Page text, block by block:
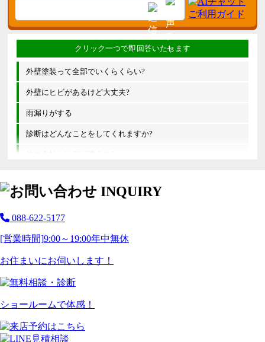
外壁塗装って全部でいくらくらい?
外壁にヒビがあるけど大丈夫?
雨漏りがする
診断はどんなことをしてくれますか?
他の会社とは何が違うの?
088-622-5177
[営業時間]9:00～19:00年中無休
お住まいにお伺いします！
ショールームで体感！